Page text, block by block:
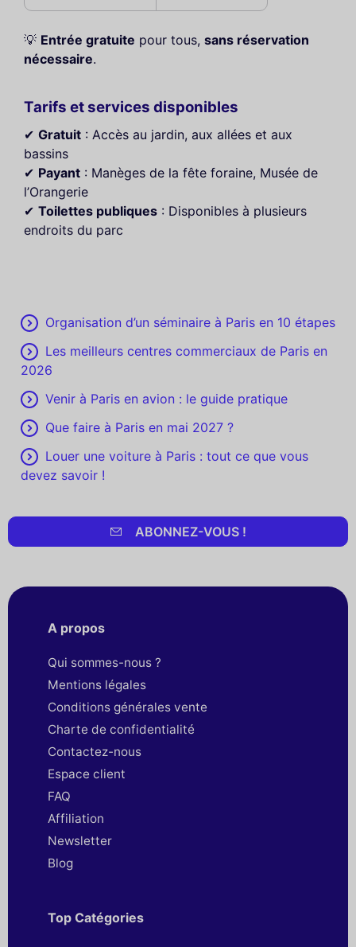
💡 Entrée gratuite pour tous, sans réservation
nécessaire.
Tarifs et services disponibles
✔ Gratuit : Accès au jardin, aux allées et aux
bassins
✔ Payant : Manèges de la fête foraine, Musée de
l’Orangerie
✔ Toilettes publiques : Disponibles à plusieurs
endroits du parc
Organisation d’un séminaire à Paris en 10 étapes
Les meilleurs centres commerciaux de Paris en
2026
Venir à Paris en avion : le guide pratique
Que faire à Paris en mai 2027 ?
Louer une voiture à Paris : tout ce que vous
devez savoir !
ABONNEZ-VOUS !
A propos
Qui sommes-nous ?
Mentions légales
Conditions générales vente
Charte de confidentialité
Contactez-nous
Espace client
FAQ
Affiliation
Newsletter
Blog
Top Catégories